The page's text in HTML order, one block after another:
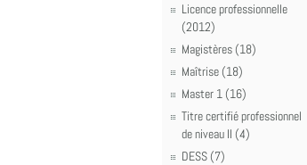
Licence professionnelle
(2012)
Magistères (18)
Maîtrise (18)
Master 1 (16)
Titre certifié professionnel
de niveau II (4)
DESS (7)